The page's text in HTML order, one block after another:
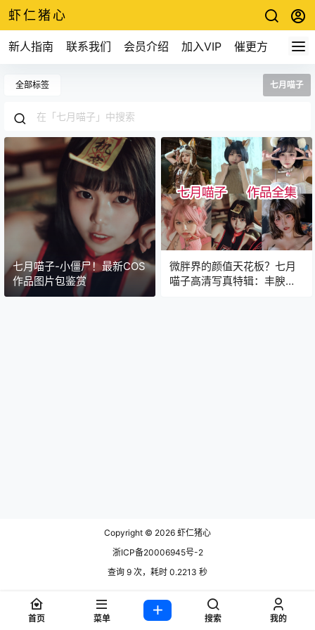
虾仁猪心
新人指南 联系我们 会员介绍 加入VIP 催更方式
全部标签 七月喵子
七月喵子-小僵尸！最新COS
作品图片包鉴赏
微胖界的颜值天花板？七月
喵子高清写真特辑：丰腴也
Copyright © 2026 虾仁猪心
浙ICP备20006945号-2
查询 9 次，耗时 0.2213 秒
首页 菜单 搜索 我的